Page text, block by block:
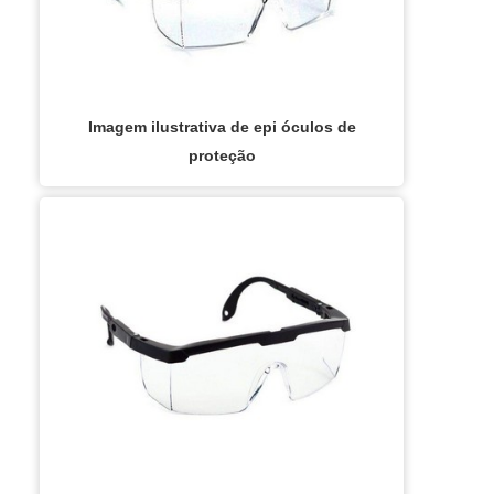
os motivos pelos quais a Mega Safety é
uma empresa altamente qualificada
melhor para fidelizar os clientes.EFICIÊNCIA
E QUALIDADE COMPROVADASomente na
Mega Safety existe o que há de melhor em
óculos de proteção com lentes corretivas e
óculos de segurança com lentes graduadas
com ótima qualidade e precisão.A empresa
também conta com um atendimento
qualificado, através de funcionários
especializados e cuidadosos, que entendem
opção para o cliente final.Ainda com uma
visão analítica sobre óculos epi de grau
serviços com ótima qualidade e
assertividade, pequenos detalhes, mas de
segmento. Esse tipo de cuidado ajuda a
garantir a qualidade e durabilidade dos
materiais, além de evitar prejuízos com
substituições frequentes de produtos que
não cumprem com suas funções
Imagem ilustrativa de epi óculos de
proteção